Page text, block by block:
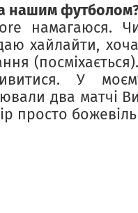
нашим
намагаюся.
хайлайти,
(посміхається).
У
два матчі
просто